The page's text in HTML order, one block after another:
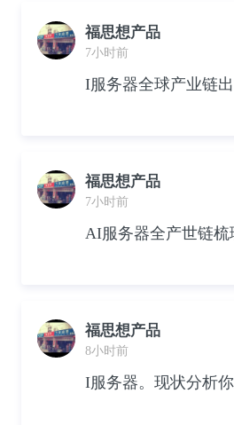
福思想产品
7小时前
I服务器全球产业链
福思想产品
7小时前
AI服务器全产世链梳
福思想产品
8小时前
I服务器。现状分析你